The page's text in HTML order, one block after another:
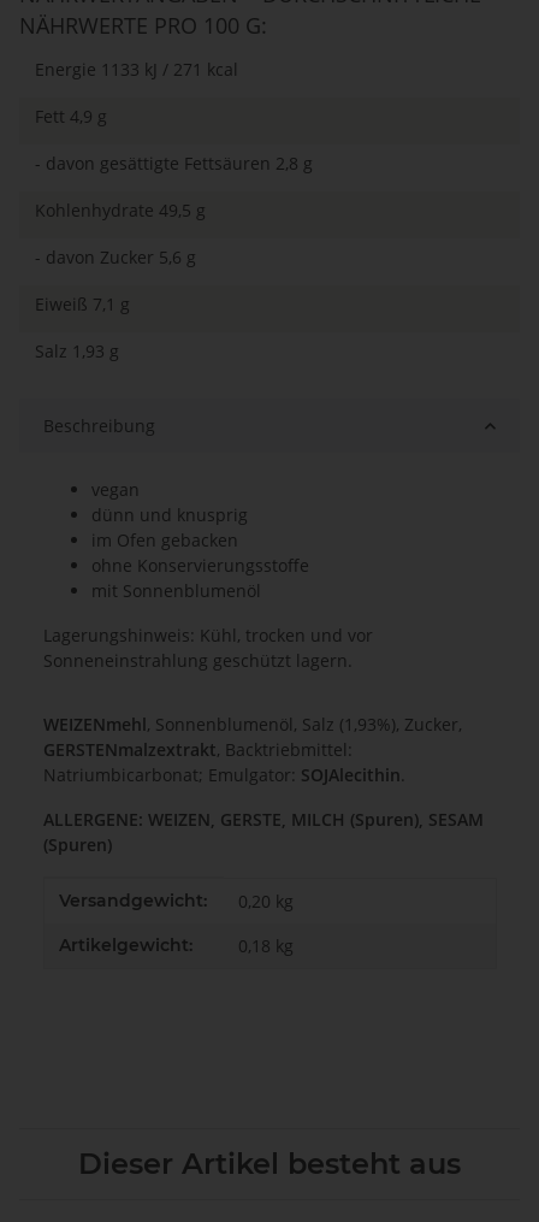
NÄHRWERTE PRO 100 G:
Energie 1133 kJ / 271 kcal
Fett 4,9 g
- davon gesättigte Fettsäuren 2,8 g
Kohlenhydrate 49,5 g
- davon Zucker 5,6 g
Eiweiß 7,1 g
Salz 1,93 g
Beschreibung
vegan
dünn und knusprig
im Ofen gebacken
ohne Konservierungsstoffe
mit Sonnenblumenöl
Lagerungshinweis: Kühl, trocken und vor
Sonneneinstrahlung geschützt lagern.
WEIZENmehl, Sonnenblumenöl, Salz (1,93%), Zucker,
GERSTENmalzextrakt, Backtriebmittel:
Natriumbicarbonat; Emulgator: SOJAlecithin.
ALLERGENE: WEIZEN, GERSTE, MILCH (Spuren), SESAM
(Spuren)
Produkteigenschaft
Wert
Versandgewicht: 0,20 kg
Artikelgewicht: 0,18 kg
Dieser Artikel besteht aus